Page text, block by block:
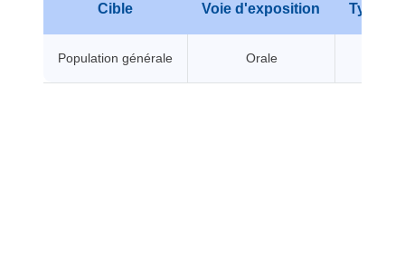
Cible Voie d'exposition Type
Population générale Orale